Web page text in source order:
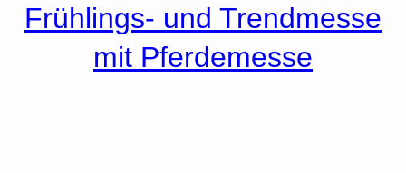
Frühlings- und Trendmesse
mit Pferdemesse